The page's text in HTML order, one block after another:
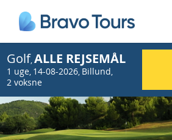
Golf,ALLE REJSEMÅL
1 uge, 14-08-2026, Billund,
2 voksne